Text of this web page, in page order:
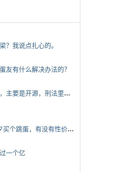
？我说点扎心的。
友有什么解决办法的？
*
有啥搞钱的路子吗，开源节流都行，主要是开源，刑法里的咱不做
*
想请教有经验的蛋友，想给媳妇7夕买个跳蛋，有没有性价比高的推荐
一个亿